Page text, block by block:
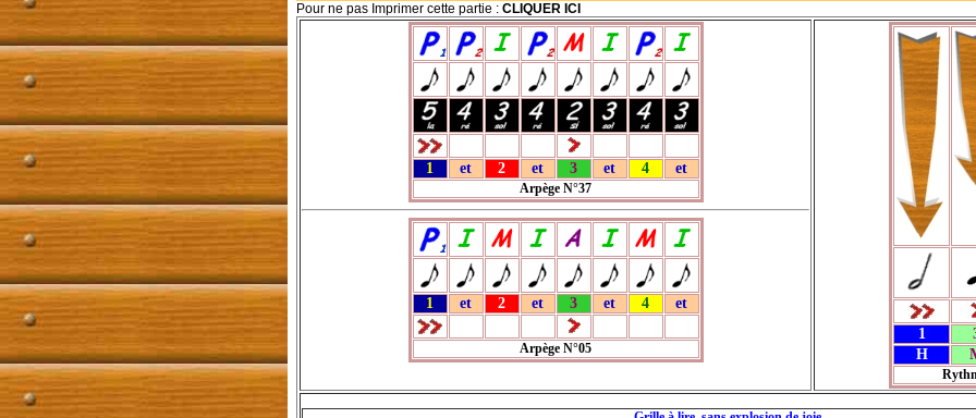
Pour ne pas Imprimer cette partie : CLIQUER ICI
1 et 2 et 3 et 4 et
Arpège N°37
1 et 2 et 3 et 4 et
Arpège N°05
1
H